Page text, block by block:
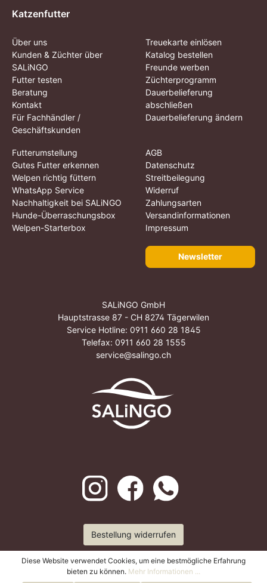
Katzenfutter
Über uns
Kunden & Züchter über
SALiNGO
Futter testen
Beratung
Kontakt
Für Fachhändler /
Geschäftskunden
Treuekarte einlösen
Katalog bestellen
Freunde werben
Züchterprogramm
Dauerbelieferung
abschließen
Dauerbelieferung ändern
Futterumstellung
Gutes Futter erkennen
Welpen richtig füttern
WhatsApp Service
Nachhaltigkeit bei SALiNGO
Hunde-Überraschungsbox
Welpen-Starterbox
AGB
Datenschutz
Streitbeilegung
Widerruf
Zahlungsarten
Versandinformationen
Impressum
Newsletter
SALiNGO GmbH
Hauptstrasse 87 - CH 8274 Tägerwilen
Service Hotline: 0911 660 28 1845
Telefax: 0911 660 28 1555
service@salingo.ch
Bestellung widerrufen
Diese Website verwendet Cookies, um eine bestmögliche Erfahrung
bieten zu können. Mehr Informationen ...